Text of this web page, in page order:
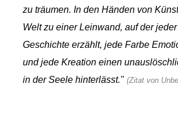
zu träumen. In den Händen von
Welt zu einer Leinwand, auf der
Geschichte erzählt, jede Farbe
und jede Kreation einen
in der Seele hinterlässt." (Zitat von